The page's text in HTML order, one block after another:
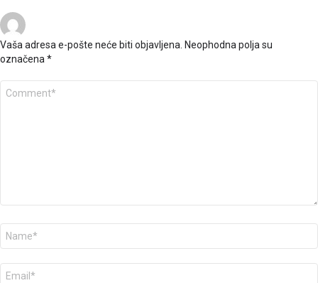
Vaša adresa e-pošte neće biti objavljena. Neophodna polja su
označena *
K
I
m
e
*
E